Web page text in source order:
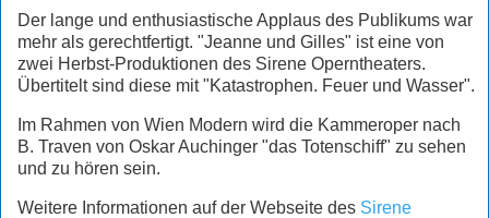
Der lange und enthusiastische Applaus des Publikums war
mehr als gerechtfertigt. "Jeanne und Gilles" ist eine von
zwei Herbst-Produktionen des Sirene Operntheaters.
Übertitelt sind diese mit "Katastrophen. Feuer und Wasser".
Im Rahmen von Wien Modern wird die Kammeroper nach
B. Traven von Oskar Auchinger "das Totenschiff" zu sehen
und zu hören sein.
Weitere Informationen auf der Webseite des Sirene